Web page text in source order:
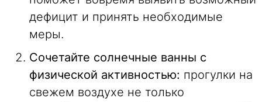
дефицит и принять необходимые
меры.
Сочетайте солнечные ванны с
физической активностью: прогулки на
свежем воздухе не только